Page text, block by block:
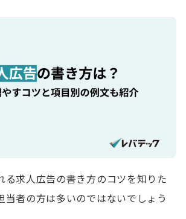
る求人広告の書き方のコツを知りた
当者の方は多いのではないでしょう